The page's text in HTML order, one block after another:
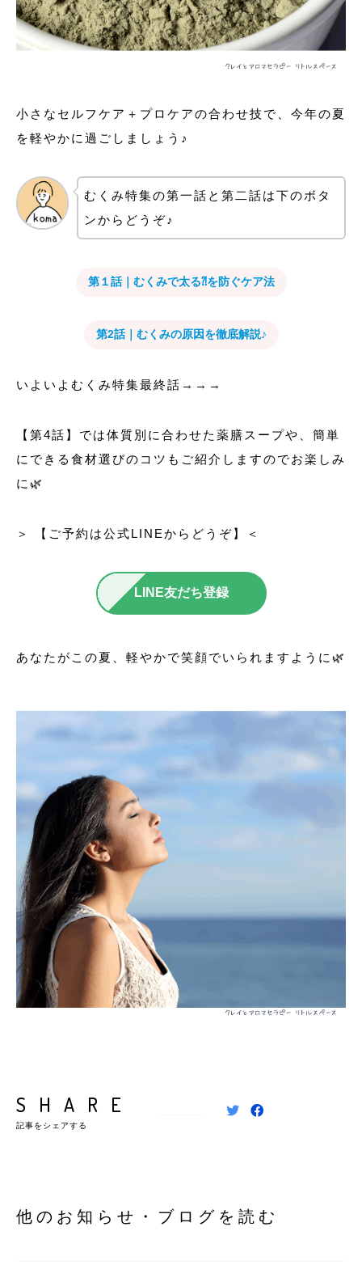
小さなセルフケア＋プロケアの合わせ技で、今年の夏
を軽やかに過ごしましょう♪
むくみ特集の第一話と第二話は下のボタ
ンからどうぞ♪
第１話｜むくみで太る⁈を防ぐケア法
第2話｜むくみの原因を徹底解説♪
いよいよむくみ特集最終話→→→
【第4話】では体質別に合わせた薬膳スープや、簡単
にできる食材選びのコツもご紹介しますのでお楽しみ
に🌿
＞ 【ご予約は公式LINEからどうぞ】＜
LINE友だち登録
あなたがこの夏、軽やかで笑顔でいられますように🌿
SHARE
記事をシェアする
他のお知らせ・ブログを読む